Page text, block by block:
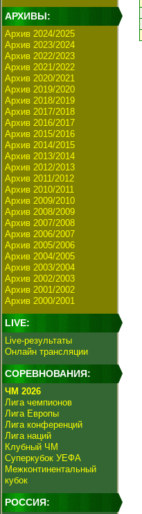
АРХИВЫ:
Архив 2024/2025
Архив 2023/2024
Архив 2022/2023
Архив 2021/2022
Архив 2020/2021
Архив 2019/2020
Архив 2018/2019
Архив 2017/2018
Архив 2016/2017
Архив 2015/2016
Архив 2014/2015
Архив 2013/2014
Архив 2012/2013
Архив 2011/2012
Архив 2010/2011
Архив 2009/2010
Архив 2008/2009
Архив 2007/2008
Архив 2006/2007
Архив 2005/2006
Архив 2004/2005
Архив 2003/2004
Архив 2002/2003
Архив 2001/2002
Архив 2000/2001
LIVE:
Live-результаты
Онлайн трансляции
СОРЕВНОВАНИЯ:
ЧМ 2026
Лига чемпионов
Лига Европы
Лига конференций
Лига наций
Клубный ЧМ
Суперкубок УЕФА
Межконтинентальный
кубок
РОССИЯ: